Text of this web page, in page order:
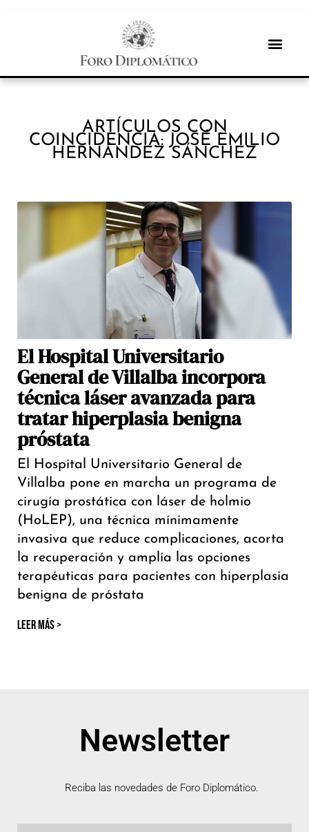
ARTÍCULOS CON
COINCIDENCIA: JOSÉ EMILIO
HERNÁNDEZ SÁNCHEZ
El Hospital Universitario
General de Villalba incorpora
técnica láser avanzada para
tratar hiperplasia benigna
próstata
El Hospital Universitario General de
Villalba pone en marcha un programa de
cirugía prostática con láser de holmio
(HoLEP), una técnica mínimamente
invasiva que reduce complicaciones, acorta
la recuperación y amplía las opciones
terapéuticas para pacientes con hiperplasia
benigna de próstata
LEER MÁS >
Newsletter
Reciba las novedades de Foro Diplomático.